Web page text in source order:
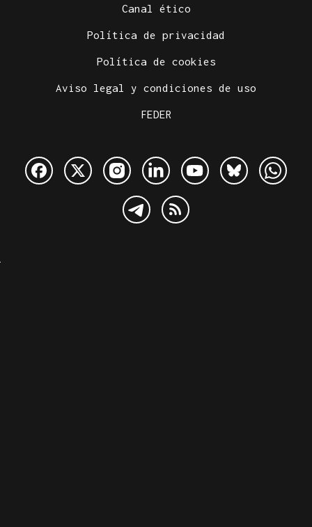
Canal ético
Política de privacidad
Política de cookies
Aviso legal y condiciones de uso
FEDER